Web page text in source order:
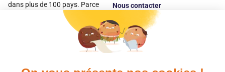
dans plus de 100 pays. Parce
qu’elles sont les premières
victimes des inégalités, CARE met
les femmes et les filles au cœur
Nous contacter
Espace
donateur
Quels avantages fiscaux ? Donner en confiance